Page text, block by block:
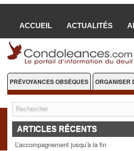
ACCUEIL ACTUALITÉS
PRÉVOYANCES OBSÈQUES ORGANISER
ARTICLES RÉCENTS
L’accompagnement jusqu’à la fin